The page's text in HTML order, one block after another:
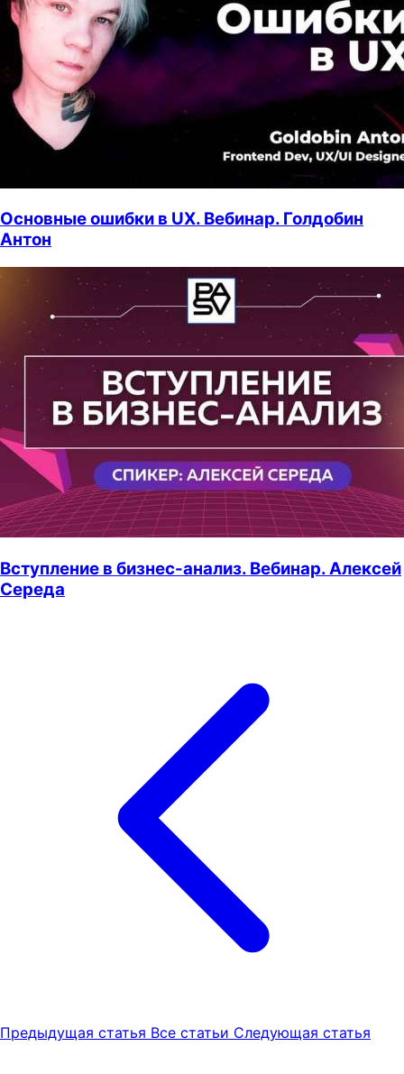
Основные ошибки в UX. Вебинар. Голдобин
Антон
Вступление в бизнес-анализ. Вебинар. Алексей
Середа
Предыдущая статья Все статьи Следующая статья